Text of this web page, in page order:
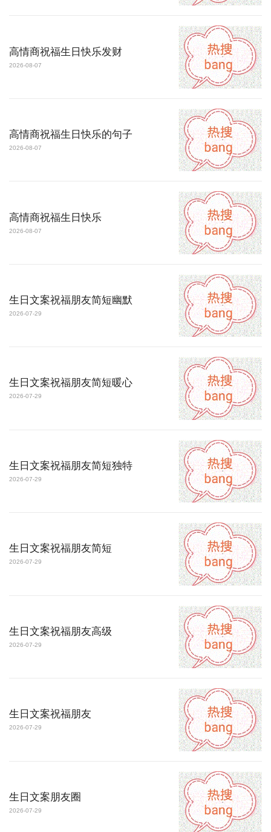
高情商祝福生日快乐发财
2026-08-07
高情商祝福生日快乐的句子
2026-08-07
高情商祝福生日快乐
2026-08-07
生日文案祝福朋友简短幽默
2026-07-29
生日文案祝福朋友简短暖心
2026-07-29
生日文案祝福朋友简短独特
2026-07-29
生日文案祝福朋友简短
2026-07-29
生日文案祝福朋友高级
2026-07-29
生日文案祝福朋友
2026-07-29
生日文案朋友圈
2026-07-29